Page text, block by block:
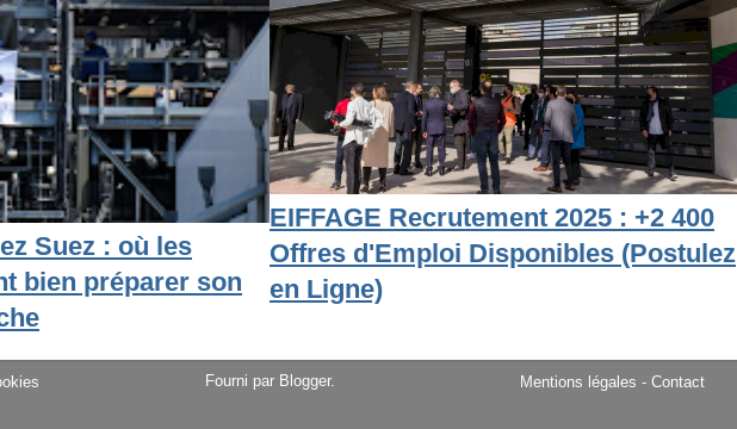
Suez : où les
bien préparer son
EIFFAGE Recrutement 2025 : +2 400
Offres d'Emploi Disponibles (Postulez
en Ligne)
Fourni par Blogger. Mentions légales - Contact